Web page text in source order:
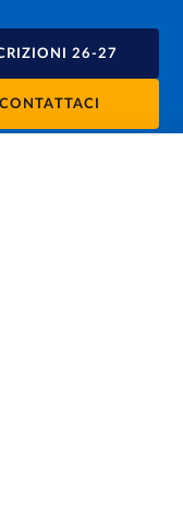
26-27
CONTATTACI